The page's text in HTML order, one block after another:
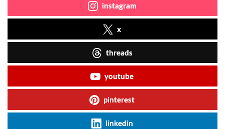
instagram
x
threads
youtube
pinterest
linkedin